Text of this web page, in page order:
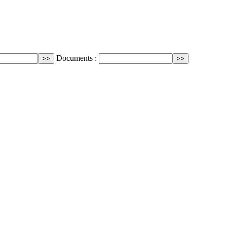
Documents :